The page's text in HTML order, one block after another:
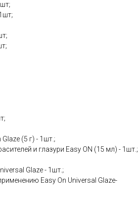
Glaze (5 г) - 1шт.;
и глазури Easy ON (15 мл) - 1шт.;
Glaze - 1шт.;
Easy On Universal Glaze-